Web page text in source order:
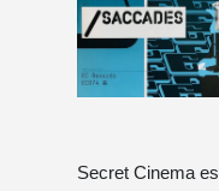
Secret Cinema